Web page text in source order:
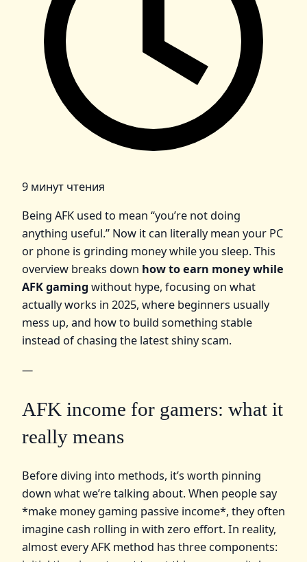
9 минут чтения
Being AFK used to mean “you’re not doing
anything useful.” Now it can literally mean your PC
or phone is grinding money while you sleep. This
overview breaks down how to earn money while
AFK gaming without hype, focusing on what
actually works in 2025, where beginners usually
mess up, and how to build something stable
instead of chasing the latest shiny scam.
—
AFK income for gamers: what it
really means
Вefore diving into methods, it’s worth pinning
down what we’re talking about. When people say
*make money gaming passive income*, they often
imagine cash rolling in with zero effort. In reality,
almost every AFK method has three components: